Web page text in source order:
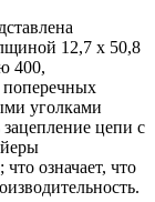
12,7 x 50,8
400,
поперечных
уголками
цепи с
означает, что